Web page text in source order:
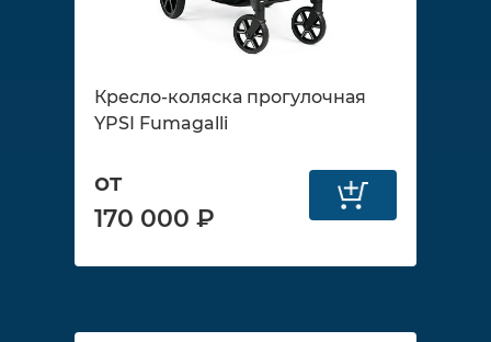
Кресло-коляска прогулочная
YPSI Fumagalli
от
170 000 ₽